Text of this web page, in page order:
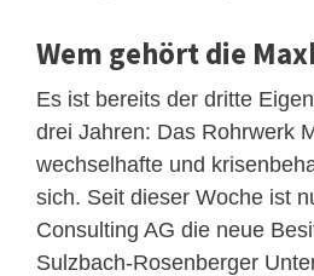
Wem gehört die
Es ist bereits der dritte
drei Jahren: Das Rohrwerk
wechselhafte und
sich. Seit dieser Woche ist
Consulting AG die neue
Sulzbach-Rosenberger